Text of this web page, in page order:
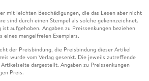
mit leichten Beschädigungen, die das Lesen aber nicht
sind durch einen Stempel als solche gekennzeichnet.
aufgehoben. Angaben zu Preissenkungen beziehen
eines mangelfreien Exemplars.
der Preisbindung, die Preisbindung dieser Artikel
wurde vom Verlag gesenkt. Die jeweils zutreffende
dargestellt. Angaben zu Preissenkungen
Preis.